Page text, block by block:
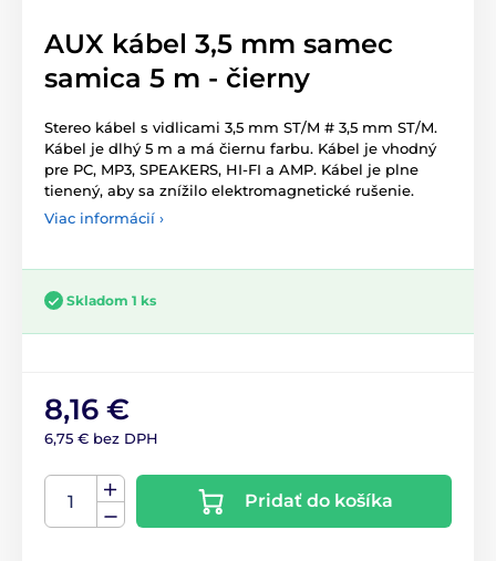
AUX kábel 3,5 mm samec
samica 5 m - čierny
Stereo kábel s vidlicami 3,5 mm ST/M # 3,5 mm ST/M.
Kábel je dlhý 5 m a má čiernu farbu. Kábel je vhodný
pre PC, MP3, SPEAKERS, HI-FI a AMP. Kábel je plne
tienený, aby sa znížilo elektromagnetické rušenie.
Viac informácií ›
Skladom 1 ks
8,16 €
6,75 € bez DPH
Pridať do košíka